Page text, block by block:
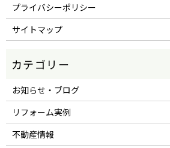
プライバシーポリシー
サイトマップ
お知らせ・ブログ
リフォーム実例
不動産情報